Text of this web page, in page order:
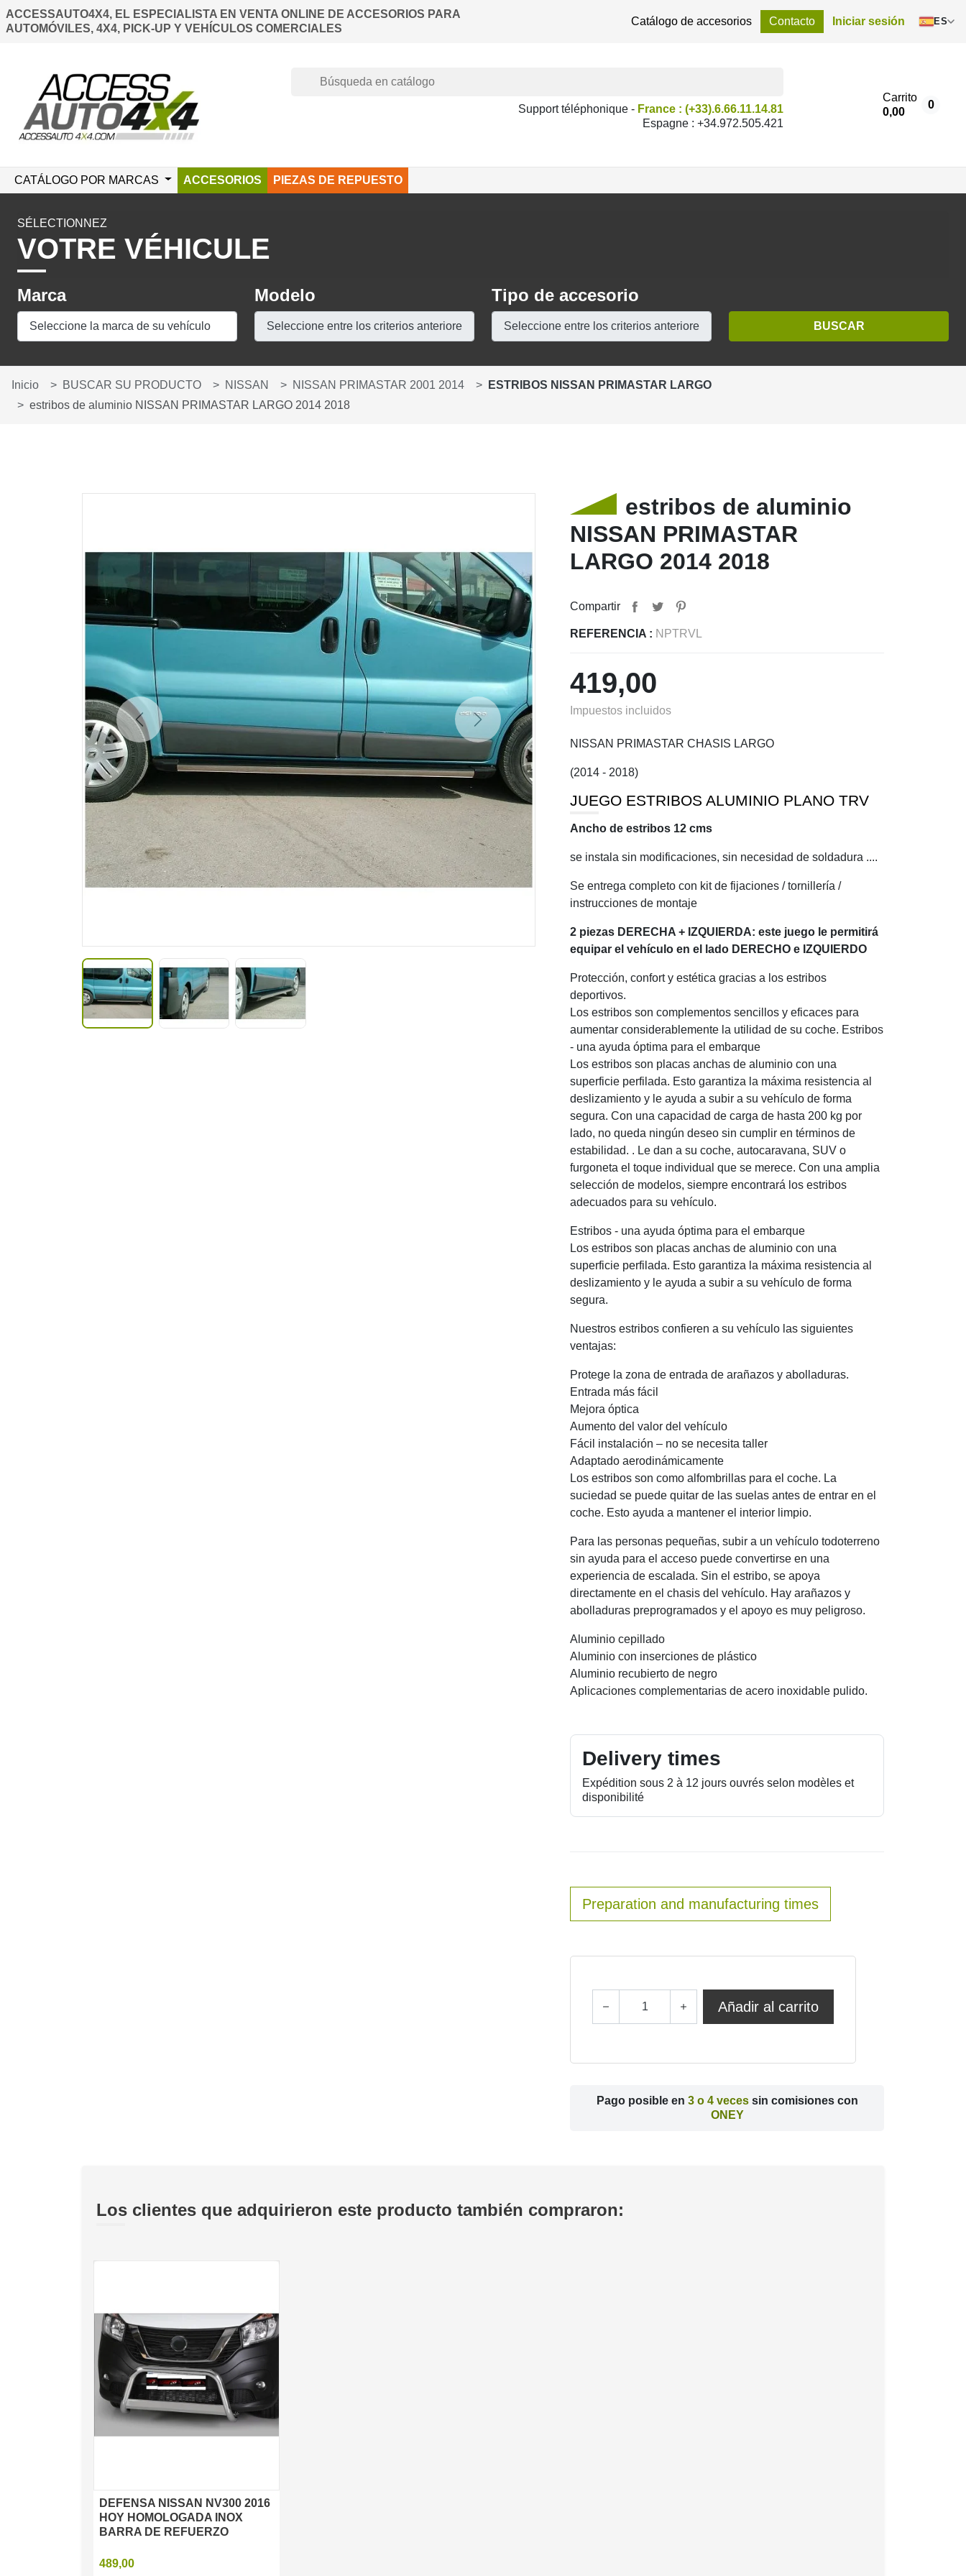
ACCESSAUTO4X4, EL ESPECIALISTA EN VENTA ONLINE DE ACCESORIOS PARA
AUTOMÓVILES, 4X4, PICK-UP Y VEHÍCULOS COMERCIALES
Catálogo de accesorios Contacto Iniciar sesión ES
Support téléphonique - France : (+33).6.66.11.14.81
Espagne : +34.972.505.421
Carrito
0,00
0
CATÁLOGO POR MARCAS ACCESORIOS PIEZAS DE REPUESTO
SÉLECTIONNEZ
VOTRE VÉHICULE
Marca Modelo Tipo de accesorio
Inicio BUSCAR SU PRODUCTO NISSAN NISSAN PRIMASTAR 2001 2014
ESTRIBOS NISSAN PRIMASTAR LARGO
estribos de aluminio NISSAN PRIMASTAR LARGO 2014 2018
Anterior Siguiente
estribos de aluminio
NISSAN PRIMASTAR
LARGO 2014 2018
Compartir
REFERENCIA : NPTRVL
419,00
Impuestos incluidos
NISSAN PRIMASTAR CHASIS LARGO
(2014 - 2018)
JUEGO ESTRIBOS ALUMINIO PLANO TRV
Ancho de estribos 12 cms
se instala sin modificaciones, sin necesidad de soldadura ....
Se entrega completo con kit de fijaciones / tornillería /
instrucciones de montaje
2 piezas DERECHA + IZQUIERDA: este juego le permitirá
equipar el vehículo en el lado DERECHO e IZQUIERDO
Protección, confort y estética gracias a los estribos
deportivos.
Los estribos son complementos sencillos y eficaces para
aumentar considerablemente la utilidad de su coche. Estribos
- una ayuda óptima para el embarque
Los estribos son placas anchas de aluminio con una
superficie perfilada. Esto garantiza la máxima resistencia al
deslizamiento y le ayuda a subir a su vehículo de forma
segura. Con una capacidad de carga de hasta 200 kg por
lado, no queda ningún deseo sin cumplir en términos de
estabilidad. . Le dan a su coche, autocaravana, SUV o
furgoneta el toque individual que se merece. Con una amplia
selección de modelos, siempre encontrará los estribos
adecuados para su vehículo.
Estribos - una ayuda óptima para el embarque
Los estribos son placas anchas de aluminio con una
superficie perfilada. Esto garantiza la máxima resistencia al
deslizamiento y le ayuda a subir a su vehículo de forma
segura.
Nuestros estribos confieren a su vehículo las siguientes
ventajas:
Protege la zona de entrada de arañazos y abolladuras.
Entrada más fácil
Mejora óptica
Aumento del valor del vehículo
Fácil instalación – no se necesita taller
Adaptado aerodinámicamente
Los estribos son como alfombrillas para el coche. La
suciedad se puede quitar de las suelas antes de entrar en el
coche. Esto ayuda a mantener el interior limpio.
Para las personas pequeñas, subir a un vehículo todoterreno
sin ayuda para el acceso puede convertirse en una
experiencia de escalada. Sin el estribo, se apoya
directamente en el chasis del vehículo. Hay arañazos y
abolladuras preprogramados y el apoyo es muy peligroso.
Aluminio cepillado
Aluminio con inserciones de plástico
Aluminio recubierto de negro
Aplicaciones complementarias de acero inoxidable pulido.
Delivery times
Expédition sous 2 à 12 jours ouvrés selon modèles et
disponibilité
Preparation and manufacturing times
Añadir al carrito
Pago posible en 3 o 4 vecessin comisiones con
ONEY
Los clientes que adquirieron este producto también compraron:
Vista rápida
DEFENSA NISSAN NV300 2016
HOY HOMOLOGADA INOX
BARRA DE REFUERZO
489,00